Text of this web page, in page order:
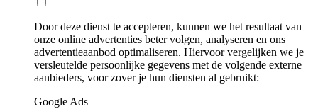
Door deze dienst te accepteren, kunnen we het resultaat van
onze online advertenties beter volgen, analyseren en ons
advertentieaanbod optimaliseren. Hiervoor vergelijken we je
versleutelde persoonlijke gegevens met de volgende externe
aanbieders, voor zover je hun diensten al gebruikt:
Google Ads